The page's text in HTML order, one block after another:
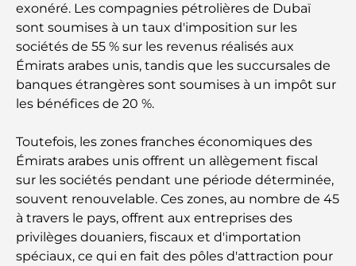
Guide des salles de sport de Damac Hills : Les
meilleures options de remise en forme à Damac
Hills et aux alentours
Les meilleurs centres commerciaux de Dubaï pour
le shopping et les loisirs
Que faire au DIFC : explorez le quartier le plus
dynamique de Dubaï
Cartes de crédit aux Émirats arabes unis : un guide
complet pour dépenser intelligemment
Hôpital du DIFC : des soins médicaux de classe
exonéré. Les compagnies pétrolières de Dubaï
sont soumises à un taux d'imposition sur les
sociétés de 55 % sur les revenus réalisés aux
Émirats arabes unis, tandis que les succursales de
banques étrangères sont soumises à un impôt sur
les bénéfices de 20 %.
Toutefois, les zones franches économiques des
Émirats arabes unis offrent un allègement fiscal
sur les sociétés pendant une période déterminée,
souvent renouvelable. Ces zones, au nombre de 45
à travers le pays, offrent aux entreprises des
privilèges douaniers, fiscaux et d'importation
spéciaux, ce qui en fait des pôles d'attraction pour